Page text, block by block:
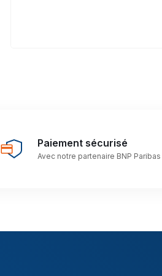
Paiement sécurisé
Avec notre partenaire BNP Paribas